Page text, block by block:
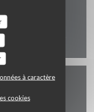
à caractère
cookies